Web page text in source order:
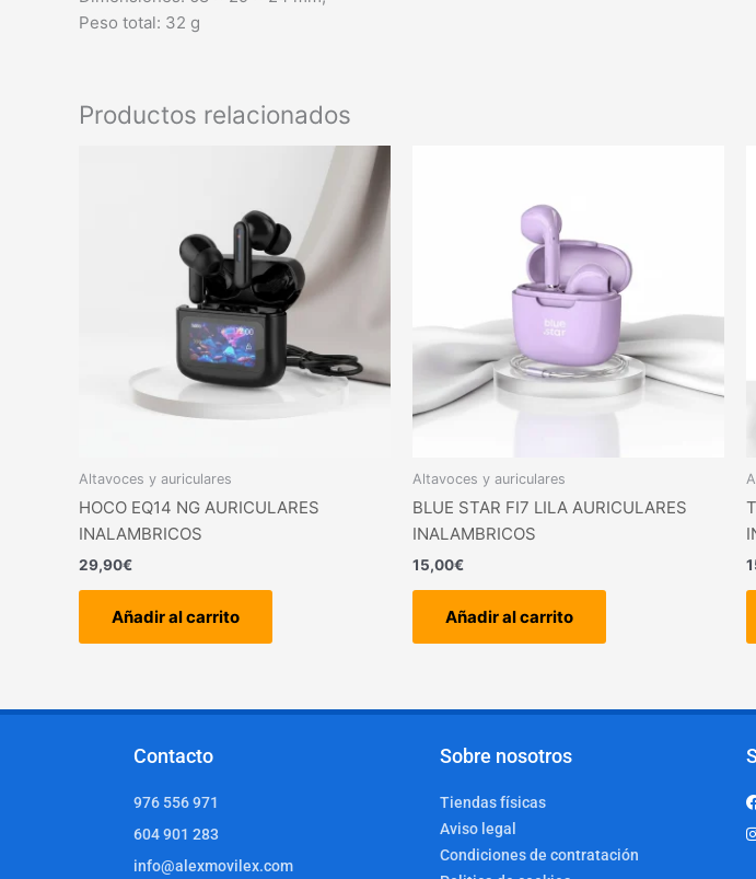
Peso total: 32 g
Productos relacionados
Altavoces y auriculares
HOCO EQ14 NG AURICULARES
INALAMBRICOS
29,90€
Añadir al carrito
Altavoces y auriculares
BLUE STAR FI7 LILA AURICULARES
INALAMBRICOS
15,00€
Añadir al carrito
Contacto
976 556 971
604 901 283
info@alexmovilex.com
Sobre nosotros
Tiendas físicas
Aviso legal
Condiciones de contratación